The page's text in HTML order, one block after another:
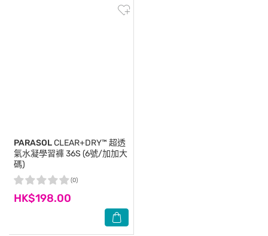
PARASOLCLEAR+DRY™ 超透
氣水凝學習褲 36S (6號/加加大
碼)
HK$198.00
(0)